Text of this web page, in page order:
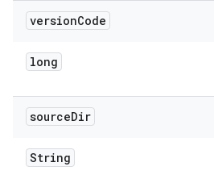
versionCode
long
sourceDir
String